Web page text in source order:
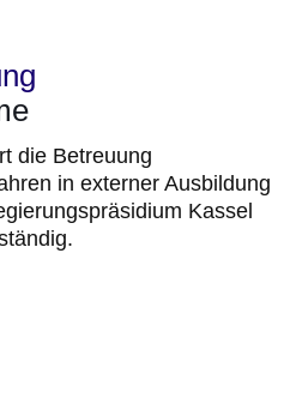
die Betreuung
in externer Ausbildung
Kassel